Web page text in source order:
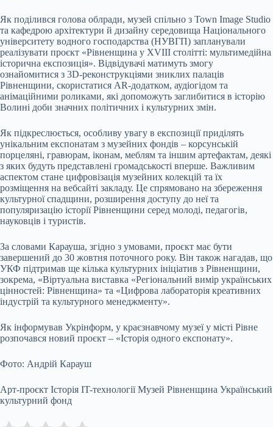
Як поділився голова облради, музей спільно з Town Image Studio
та кафедрою архітектури й дизайну середовища Національного
університету водного господарства (НУВГП) запланували
реалізувати проєкт «Рівненщина у XVIII столітті: мультимедійна
історична експозиція». Відвідувачі матимуть змогу
ознайомитися з 3D-реконструкціями зниклих палаців
Рівненщини, скористатися AR-додатком, аудіогідом та
анімаційними роликами, які допоможуть заглибитися в історію
Волині доби значних політичних і культурних змін.
Як підкреслюється, особливу увагу в експозиції приділять
унікальним експонатам з музейних фондів – корсунській
порцеляні, гравюрам, іконам, меблям та іншим артефактам, деякі
з яких будуть представлені громадськості вперше. Важливим
аспектом стане цифровізація музейних колекцій та їх
розміщення на вебсайті закладу. Це спрямовано на збереження
культурної спадщини, розширення доступу до неї та
популяризацію історії Рівненщини серед молоді, педагогів,
науковців і туристів.
За словами Карауша, згідно з умовами, проєкт має бути
завершений до 30 жовтня поточного року. Він також нагадав, що
УКФ підтримав ще кілька культурних ініціатив з Рівненщини,
зокрема, «Віртуальна виставка «Регіональний вимір українських
цінностей: Рівненщина» та «Цифрова лабораторія креативних
індустрій та культурного менеджменту».
Як інформував Укрінформ, у краєзнавчому музеї у місті Рівне
розпочався новий проєкт – «Історія одного експонату».
Фото: Андрій Карауш
Арт-проєкт Історія IT-технології Музей Рівненщина Український
культурний фонд